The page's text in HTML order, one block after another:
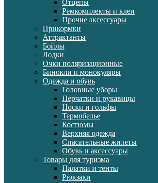
Отцепы
Ремкомплекты и клеи
Прочие аксессуары
Прикормки
Аттрактанты
Бойлы
Лодки
Очки поляризационные
Бинокли и монокуляры
Одежда и обувь
Головные уборы
Перчатки и рукавицы
Носки и гольфы
Термобелье
Костюмы
Верхняя одежда
Спасательные жилеты
Обувь и аксессуары
Товары для туризма
Палатки и тенты
Рюкзаки